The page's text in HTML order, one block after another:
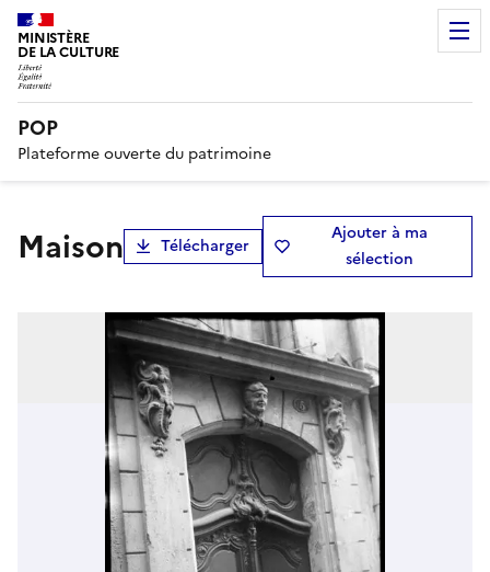
MINISTÈRE
DE LA CULTURE
POP
Plateforme ouverte du patrimoine
maison Télécharger
Ajouter à ma
sélection